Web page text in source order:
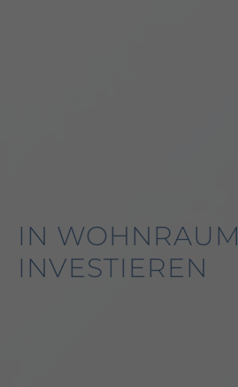
IN WOHNRAUM
INVESTIEREN